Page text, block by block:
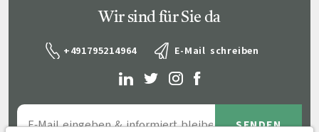
Wir sind für Sie da
+491795214964 E-Mail schreiben